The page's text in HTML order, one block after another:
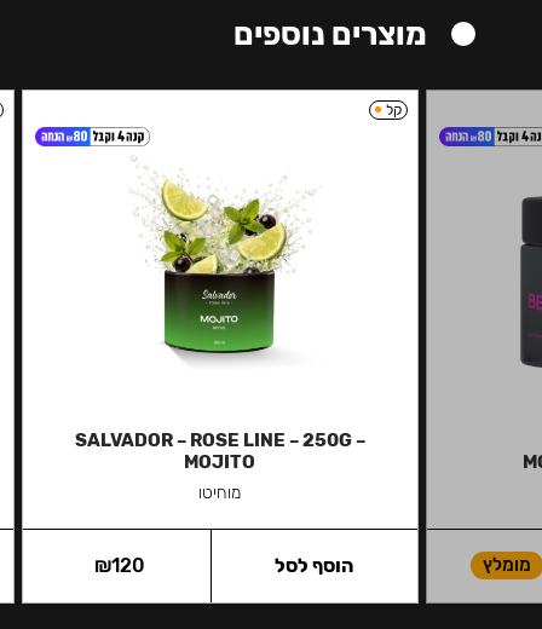
מוצרים נוספים
מומלץ
קל
SALVADOR – ROSE LINE – 250G –
MOJITO
מוחיטו
₪120 הוסף לסל